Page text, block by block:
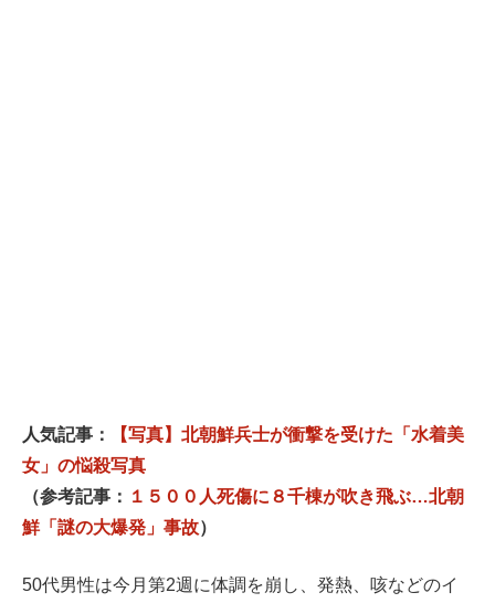
人気記事：
【写真】北朝鮮兵士が衝撃を受けた「水着美
女」の悩殺写真
（参考記事： １５００人死傷に８千棟が吹き飛ぶ…北朝
鮮「謎の大爆発」事故）
50代男性は今月第2週に体調を崩し、発熱、咳などのイ